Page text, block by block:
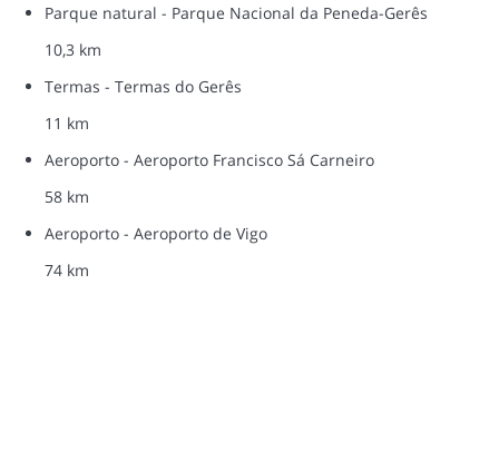
Parque natural - Parque Nacional da Peneda-Gerês
10,3 km
Termas - Termas do Gerês
11 km
Aeroporto - Aeroporto Francisco Sá Carneiro
58 km
Aeroporto - Aeroporto de Vigo
74 km